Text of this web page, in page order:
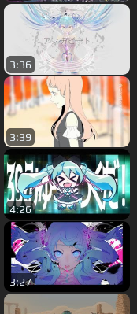
3:36
3:39
4:26
3:27